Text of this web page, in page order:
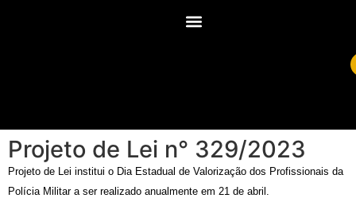
Projeto de Lei n° 329/2023
Projeto de Lei institui o Dia Estadual de Valorização dos Profissionais da
Polícia Militar a ser realizado anualmente em 21 de abril.